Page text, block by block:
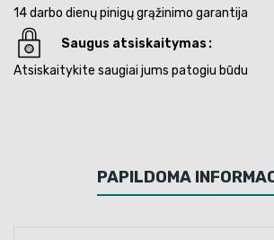
14 darbo dienų pinigų grąžinimo garantija
Saugus atsiskaitymas
Atsiskaitykite saugiai jums patogiu būdu
PAPILDOMA